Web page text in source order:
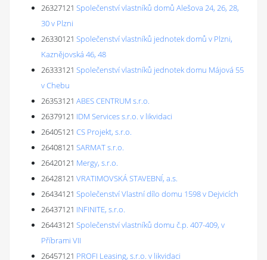
26327121 Společenství vlastníků domů Alešova 24, 26, 28,
30 v Plzni
26330121 Společenství vlastníků jednotek domů v Plzni,
Kaznějovská 46, 48
26333121 Společenství vlastníků jednotek domu Májová 55
v Chebu
26353121 ABES CENTRUM s.r.o.
26379121 IDM Services s.r.o. v likvidaci
26405121 CS Projekt, s.r.o.
26408121 SARMAT s.r.o.
26420121 Mergy, s.r.o.
26428121 VRATIMOVSKÁ STAVEBNÍ, a.s.
26434121 Společenství Vlastní dílo domu 1598 v Dejvicích
26437121 INFINITE, s.r.o.
26443121 Společenství vlastníků domu č.p. 407-409, v
Příbrami VII
26457121 PROFI Leasing, s.r.o. v likvidaci